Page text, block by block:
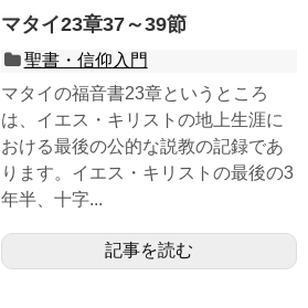
マタイ23章37～39節
聖書・信仰入門
マタイの福音書23章というところ
は、イエス・キリストの地上生涯に
おける最後の公的な説教の記録であ
ります。イエス・キリストの最後の3
年半、十字...
記事を読む